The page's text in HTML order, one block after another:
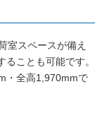
室スペースが備え
ことも可能です。
・全高1,970mmで